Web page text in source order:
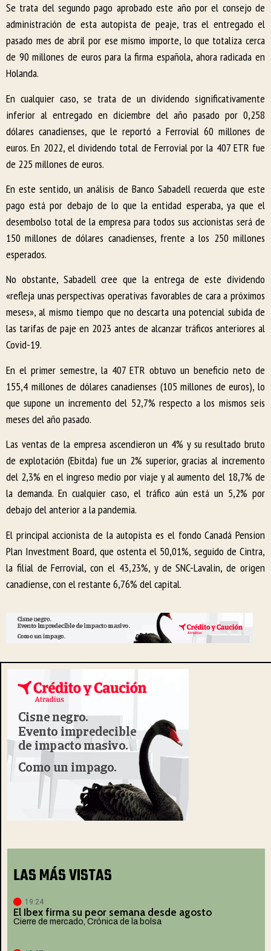
Se trata del segundo pago aprobado este año por el consejo de
administración de esta autopista de peaje, tras el entregado el
pasado mes de abril por ese mismo importe, lo que totaliza cerca
de 90 millones de euros para la firma española, ahora radicada en
Holanda.
En cualquier caso, se trata de un dividendo significativamente
inferior al entregado en diciembre del año pasado por 0,258
dólares canadienses, que le reportó a Ferrovial 60 millones de
euros. En 2022, el dividendo total de Ferrovial por la 407 ETR fue
de 225 millones de euros.
En este sentido, un análisis de Banco Sabadell recuerda que este
pago está por debajo de lo que la entidad esperaba, ya que el
desembolso total de la empresa para todos sus accionistas será de
150 millones de dólares canadienses, frente a los 250 millones
esperados.
No obstante, Sabadell cree que la entrega de este dividendo
«refleja unas perspectivas operativas favorables de cara a próximos
meses», al mismo tiempo que no descarta una potencial subida de
las tarifas de paje en 2023 antes de alcanzar tráficos anteriores al
Covid-19.
En el primer semestre, la 407 ETR obtuvo un beneficio neto de
155,4 millones de dólares canadienses (105 millones de euros), lo
que supone un incremento del 52,7% respecto a los mismos seis
meses del año pasado.
Las ventas de la empresa ascendieron un 4% y su resultado bruto
de explotación (Ebitda) fue un 2% superior, gracias al incremento
del 2,3% en el ingreso medio por viaje y al aumento del 18,7% de
la demanda. En cualquier caso, el tráfico aún está un 5,2% por
debajo del anterior a la pandemia.
El principal accionista de la autopista es el fondo Canadá Pension
Plan Investment Board, que ostenta el 50,01%, seguido de Cintra,
la filial de Ferrovial, con el 43,23%, y de SNC-Lavalin, de origen
canadiense, con el restante 6,76% del capital.
LAS MÁS VISTAS
19:24
El Ibex firma su peor semana desde agosto
Cierre de mercado Crónica de la bolsa